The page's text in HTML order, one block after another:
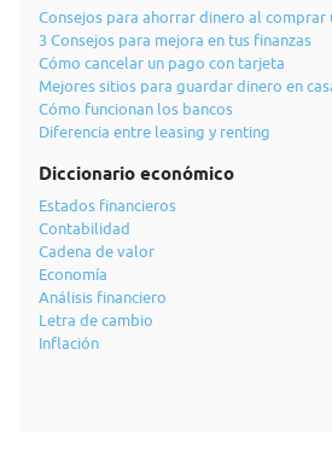
Consejos para ahorrar dinero al comprar
3 Consejos para mejora en tus finanzas
Cómo cancelar un pago con tarjeta
Mejores sitios para guardar dinero en
Cómo funcionan los bancos
Diferencia entre leasing y renting
Diccionario económico
Estados financieros
Contabilidad
Cadena de valor
Economía
Análisis financiero
Letra de cambio
Inflación